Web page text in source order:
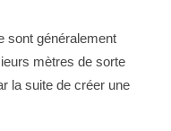
sont généralement
mètres de sorte
la suite de créer une